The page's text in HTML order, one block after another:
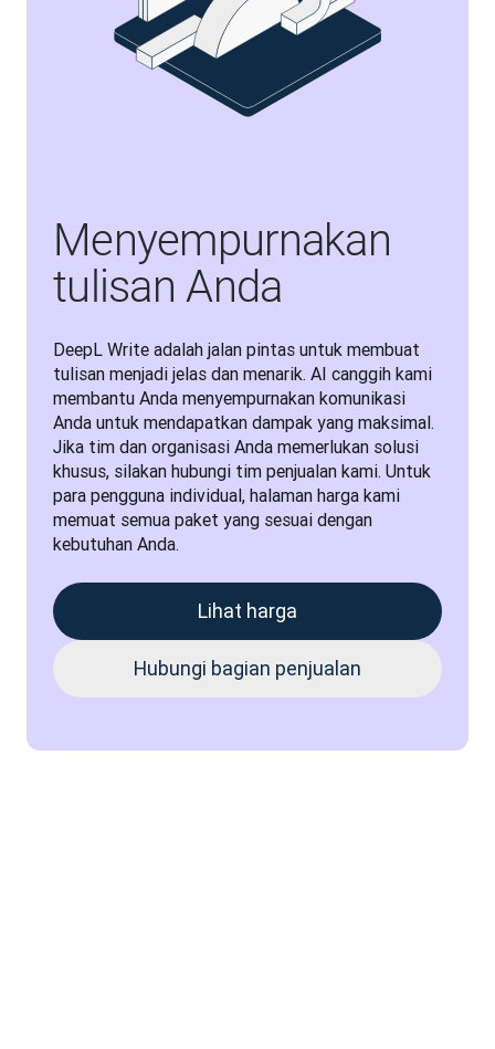
Menyempurnakan
tulisan Anda
DeepL Write adalah jalan pintas untuk membuat
tulisan menjadi jelas dan menarik. AI canggih kami
membantu Anda menyempurnakan komunikasi
Anda untuk mendapatkan dampak yang maksimal.
Jika tim dan organisasi Anda memerlukan solusi
khusus, silakan hubungi tim penjualan kami. Untuk
para pengguna individual, halaman harga kami
memuat semua paket yang sesuai dengan
kebutuhan Anda.
Lihat harga
Hubungi bagian penjualan